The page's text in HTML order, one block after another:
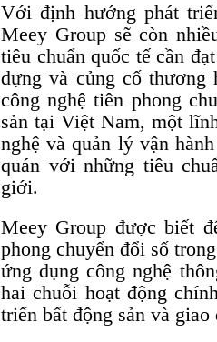
Với định hướng phát
Meey Group sẽ còn
tiêu chuẩn quốc tế cần
dựng và củng cố thương
công nghệ tiên phong
sản tại Việt Nam, một
nghệ và quản lý vận
quán với những tiêu
giới.
Meey Group được biết
phong chuyển đổi số
ứng dụng công nghệ
hai chuỗi hoạt động
triển bất động sản và